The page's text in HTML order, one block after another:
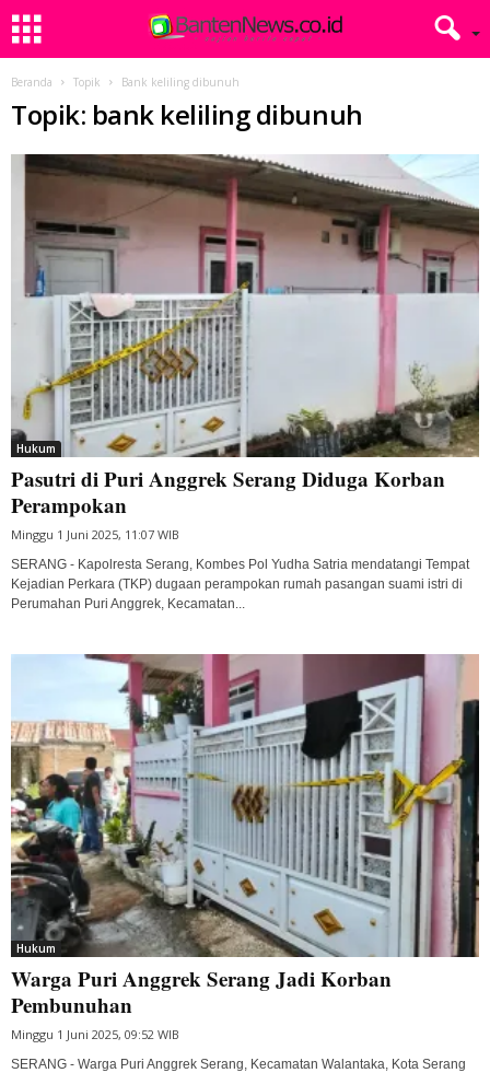
Beranda Topik Bank keliling dibunuh
Topik: bank keliling dibunuh
Hukum
Pasutri di Puri Anggrek Serang Diduga Korban
Perampokan
Minggu 1 Juni 2025, 11:07 WIB
SERANG - Kapolresta Serang, Kombes Pol Yudha Satria mendatangi Tempat
Kejadian Perkara (TKP) dugaan perampokan rumah pasangan suami istri di
Perumahan Puri Anggrek, Kecamatan...
Hukum
Warga Puri Anggrek Serang Jadi Korban
Pembunuhan
Minggu 1 Juni 2025, 09:52 WIB
SERANG - Warga Puri Anggrek Serang, Kecamatan Walantaka, Kota Serang